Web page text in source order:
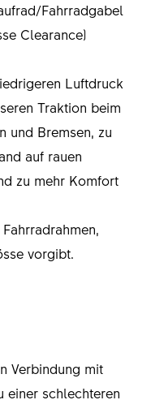
Fahrradgabel
Clearance)
Luftdruck
Traktion beim
und Bremsen, zu
auf rauen
zu mehr Komfort
vorgibt.
Verbindung mit
einer schlechteren